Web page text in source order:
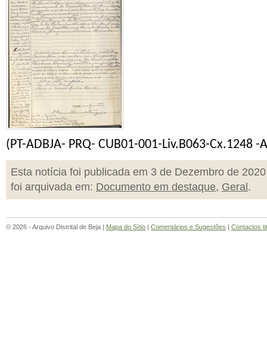
(PT-ADBJA- PRQ- CUB01-001-Liv.B063-Cx.1248 -A
Esta notícia foi publicada em 3 de Dezembro de
foi arquivada em: Documento em destaque, Geral .
© 2026 - Arquivo Distrital de Beja | Mapa do Sítio | Comentários e Sugestões | Contactos